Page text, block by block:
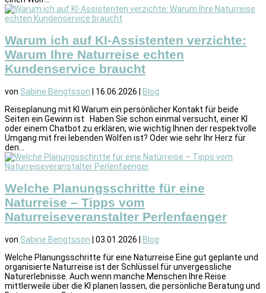
Warum ich auf KI-Assistenten verzichte:
Warum Ihre Naturreise echten
Kundenservice braucht
von Sabine Bengtsson 16.06.2026
Blog
Reiseplanung mit KI Warum ein persönlicher Kontakt für beide
Seiten ein Gewinn ist Haben Sie schon einmal versucht, einer KI
oder einem Chatbot zu erklären, wie wichtig Ihnen der respektvolle
Umgang mit frei lebenden Wölfen ist? Oder wie sehr Ihr Herz für
den...
Welche Planungsschritte für eine
Naturreise – Tipps vom
Naturreiseveranstalter Perlenfaenger
von Sabine Bengtsson | 03.01.2026 | Blog
Welche Planungsschritte für eine Naturreise Eine gut geplante und
organisierte Naturreise ist der Schlüssel für unvergessliche
Naturerlebnisse. Auch wenn manche Menschen Ihre Reise
mittlerweile über die KI planen lassen, die persönliche Beratung und